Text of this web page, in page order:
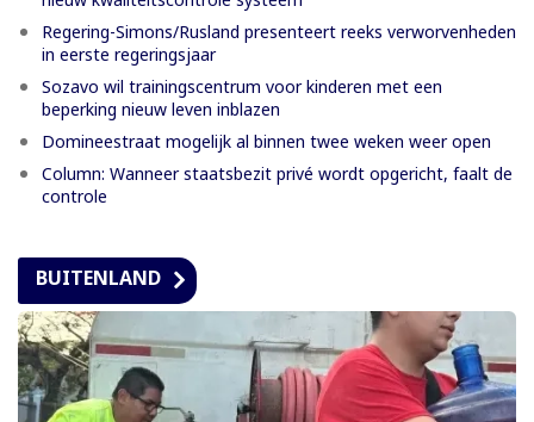
Regering-Simons/Rusland presenteert reeks verworvenheden
in eerste regeringsjaar
Sozavo wil trainingscentrum voor kinderen met een
beperking nieuw leven inblazen
Domineestraat mogelijk al binnen twee weken weer open
Column: Wanneer staatsbezit privé wordt opgericht, faalt de
controle
BUITENLAND